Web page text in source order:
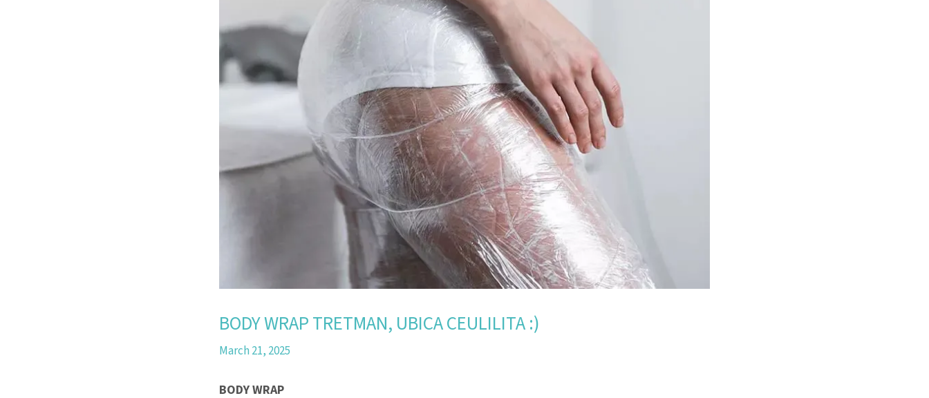
BODY WRAP TRETMAN, UBICA CEULILITA :)
March 21, 2025
BODY WRAP